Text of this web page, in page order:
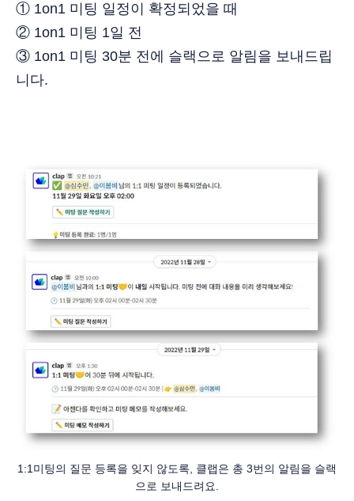
① 1on1 미팅 일정이 확정되었을 때
② 1on1 미팅 1일 전
③ 1on1 미팅 30분 전에 슬랙으로 알림을 보내드립
니다.
1:1미팅의 질문 등록을 잊지 않도록, 클랩은 총 3번의 알림을 슬랙
으로 보내드려요.